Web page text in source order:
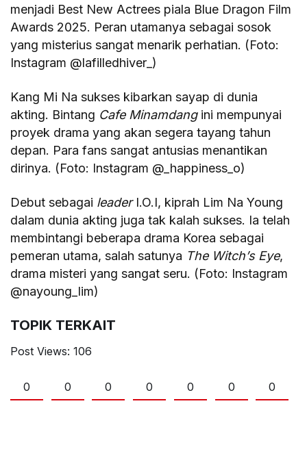
menjadi Best New Actrees piala Blue Dragon Film
Awards 2025. Peran utamanya sebagai sosok
yang misterius sangat menarik perhatian. (Foto:
Instagram @lafilledhiver_)
Kang Mi Na sukses kibarkan sayap di dunia
akting. Bintang Cafe Minamdangini mempunyai
proyek drama yang akan segera tayang tahun
depan. Para fans sangat antusias menantikan
dirinya. (Foto: Instagram @_happiness_o)
Debut sebagai leaderI.O.I, kiprah Lim Na Young
dalam dunia akting juga tak kalah sukses. Ia telah
membintangi beberapa drama Korea sebagai
pemeran utama, salah satunya The Witch’s Eye,
drama misteri yang sangat seru. (Foto: Instagram
@nayoung_lim)
TOPIK TERKAIT
Post Views: 106
0 0 0 0 0 0 0